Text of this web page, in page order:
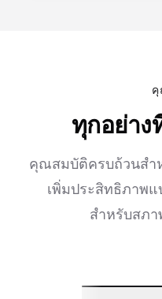
ทุกอย่า
คุณสมบัติครบถ้วนสำ
เพิ่มประสิทธิภาพ
สำหรับสภ